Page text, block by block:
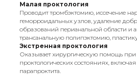
Малая проктология
Проводит тромбэктомию, иссечение
геморроидальных узлов, удаление
образований перианальной области и
трансанальную полипэктомию,
Экстренная проктология
Оказывает хирургическую помощь при
проктологических состояниях,
парапроктита.